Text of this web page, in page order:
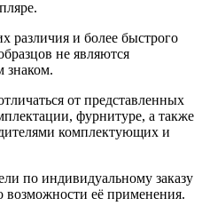
различия и более быстрого
не являются
знаком.
от представленных
фурнитуре, а также
комплектующих и
по индивидуальному заказу
возможности её применения.